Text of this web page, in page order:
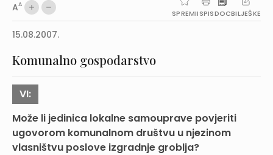
AA
SPREMIISPISDOCBILJEŠKE
15.08.2007.
Komunalno gospodarstvo
VI:
Može li jedinica lokalne samouprave povjeriti
ugovorom komunalnom društvu u njezinom
vlasništvu poslove izgradnje groblja?